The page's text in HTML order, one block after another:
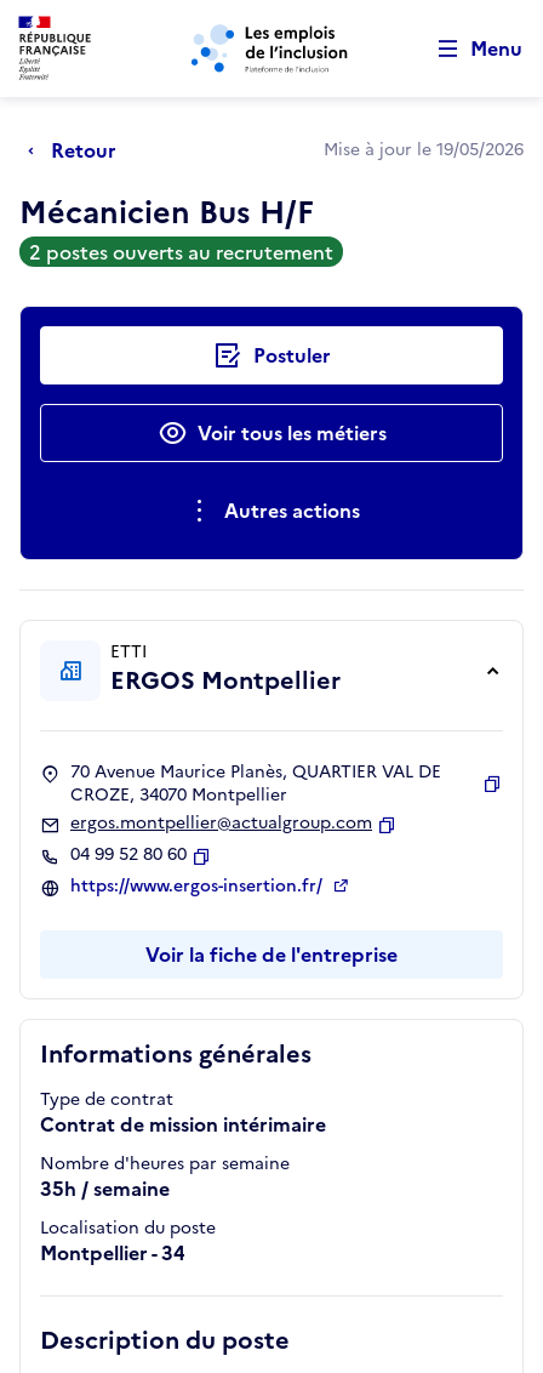
Aller au menu principal Aller au contenu principal
Menu
Retour Mise à jour le 19/05/2026
Mécanicien Bus H/F
2 postes ouverts au recrutement
Actions rapides Postuler
Voir tous les métiers
Autres actions
Informations générales
Type de contrat
Contrat de mission intérimaire
Nombre d'heures par semaine
35h / semaine
Localisation du poste
Montpellier - 34
Description du poste
ETTI
ERGOS Montpellier
70 Avenue Maurice Planès, QUARTIER VAL DE
CROZE, 34070 Montpellier
ergos.montpellier@actualgroup.com
04 99 52 80 60
Copier
https://www.ergos-insertion.fr/
Voir la fiche de l'entreprise
Retour au début de la page
Panneau de gestion des cookies